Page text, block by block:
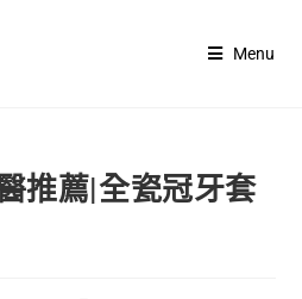
Menu
推薦|全瓷冠牙套